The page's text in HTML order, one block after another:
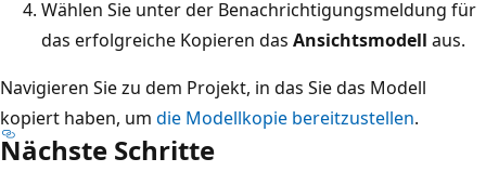
Wählen Sie unter der Benachrichtigungsmeldung für
das erfolgreiche Kopieren das Ansichtsmodell aus.
Navigieren Sie zu dem Projekt, in das Sie das Modell
kopiert haben, um die Modellkopie bereitzustellen.
Nächste Schritte